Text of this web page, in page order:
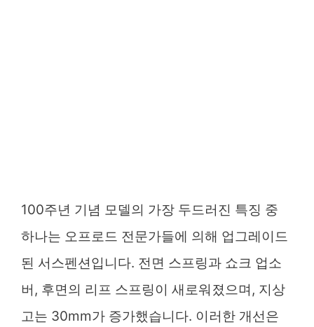
100주년 기념 모델의 가장 두드러진 특징 중
하나는 오프로드 전문가들에 의해 업그레이드
된 서스펜션입니다. 전면 스프링과 쇼크 업소
버, 후면의 리프 스프링이 새로워졌으며, 지상
고는 30mm가 증가했습니다. 이러한 개선은